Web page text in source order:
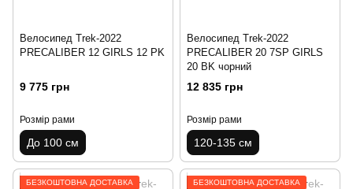
Велосипед Trek-2022
PRECALIBER 12 GIRLS 12 PK
9 775 грн
Розмір рами
До 100 см
Велосипед Trek-2022
PRECALIBER 20 7SP GIRLS
20 BK чорний
12 835 грн
Розмір рами
120-135 см
БЕЗКОШТОВНА ДОСТАВКА
БЕЗКОШТОВНА ДОСТАВКА